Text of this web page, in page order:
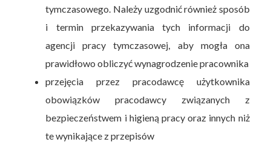
tymczasowego. Należy uzgodnić również sposób
i termin przekazywania tych informacji do
agencji pracy tymczasowej, aby mogła ona
prawidłowo obliczyć wynagrodzenie pracownika
przejęcia przez pracodawcę użytkownika
obowiązków pracodawcy związanych z
bezpieczeństwem i higieną pracy oraz innych niż
te wynikające z przepisów